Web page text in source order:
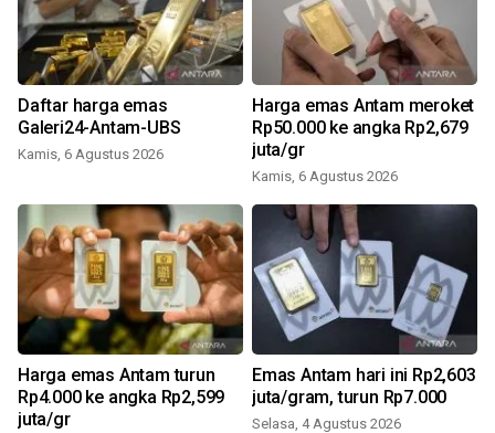
Daftar harga emas
Galeri24-Antam-UBS
Kamis, 6 Agustus 2026
Harga emas Antam meroket
Rp50.000 ke angka Rp2,679
juta/gr
Kamis, 6 Agustus 2026
Harga emas Antam turun
Rp4.000 ke angka Rp2,599
juta/gr
Emas Antam hari ini Rp2,603
juta/gram, turun Rp7.000
Selasa, 4 Agustus 2026